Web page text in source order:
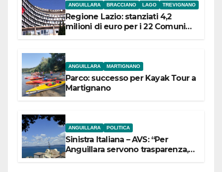
ANGUILLARA BRACCIANO LAGO TREVIGNANO
Regione Lazio: stanziati 4,2
milioni di euro per i 22 Comuni
ANGUILLARA MARTIGNANO
Parco: successo per Kayak Tour a
Martignano
ANGUILLARA POLITICA
Sinistra Italiana – AVS: “Per
Anguillara servono trasparenza,